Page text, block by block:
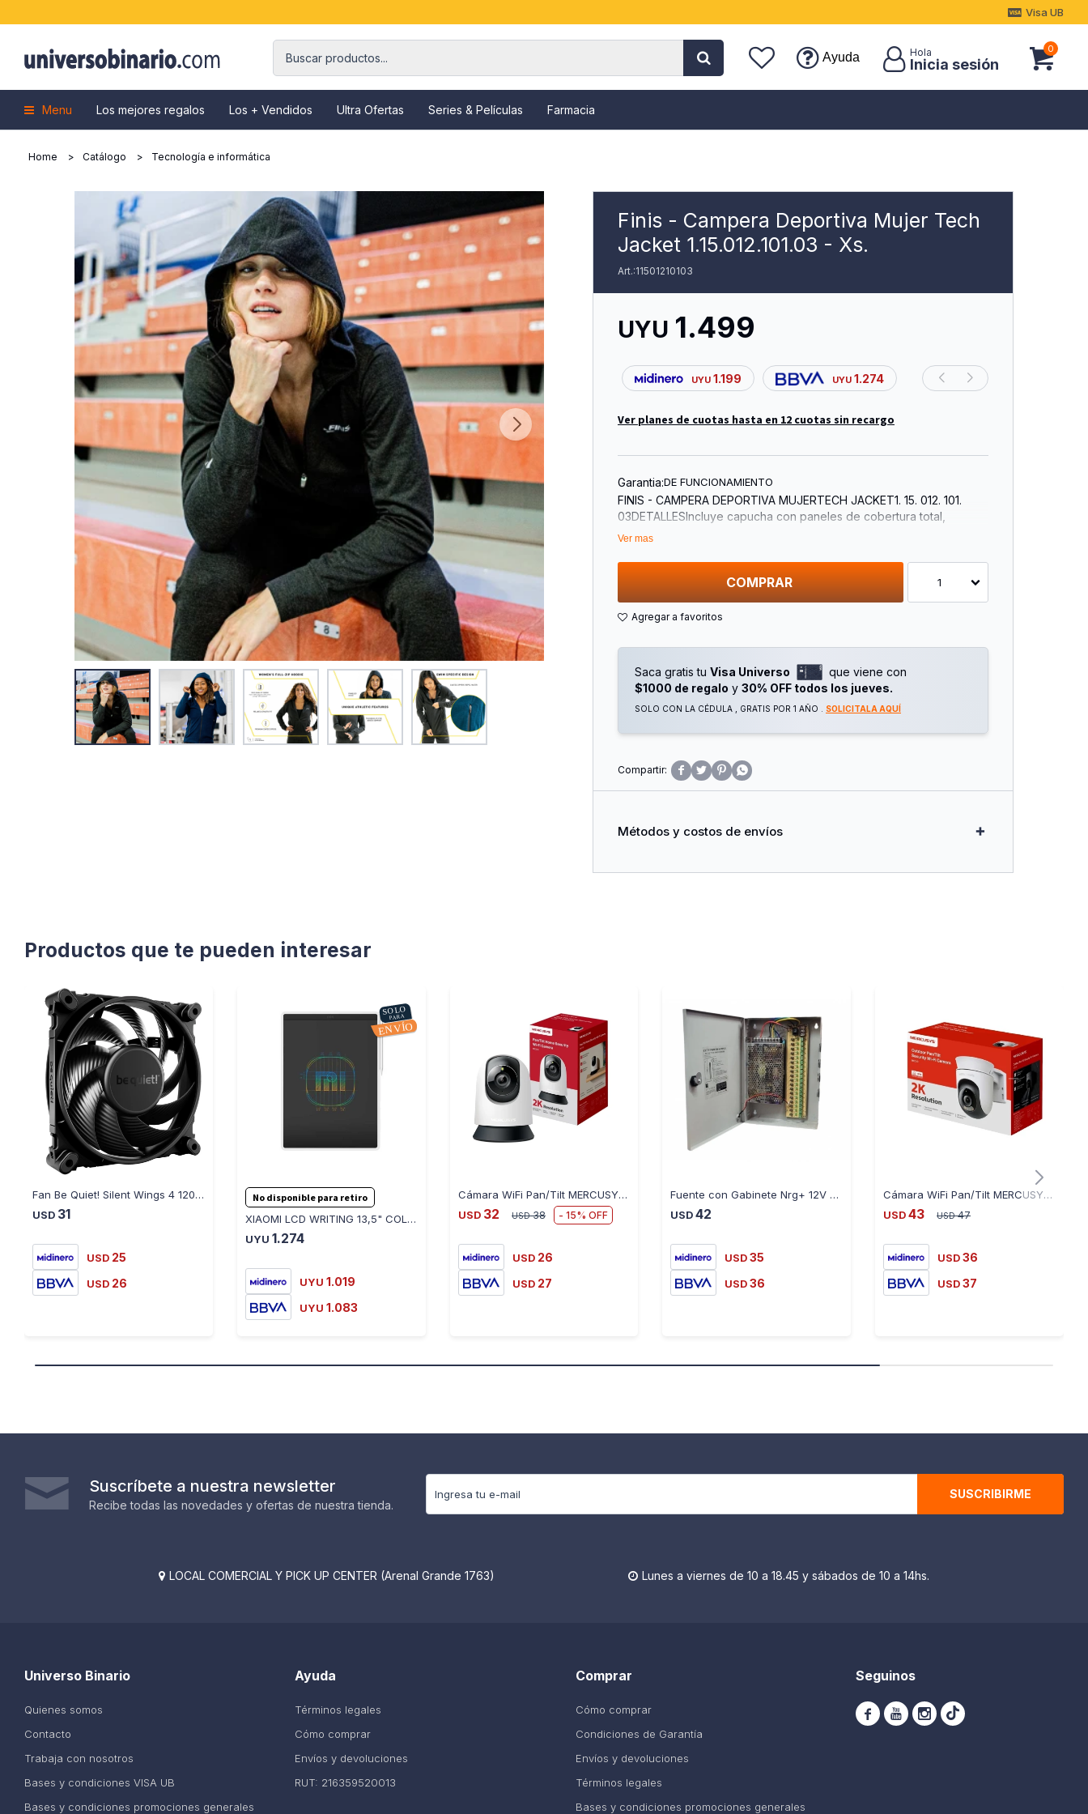
Menu Los mejores regalos Los + Vendidos Ultra Ofertas Series & Películas Farmacia
Ayuda
0
Visa UB
Home Catálogo Tecnología e informática
Finis - Campera Deportiva Mujer Tech
Jacket 1.15.012.101.03 - Xs.
11501210103
UYU 1.499
UYU 1.199 UYU 1.274
Ver planes de cuotas hasta en 12 cuotas sin recargo
Garantia:DE FUNCIONAMIENTO
FINIS - CAMPERA DEPORTIVA MUJERTECH JACKET1. 15. 012. 101.
03DETALLESIncluye capucha con paneles de cobertura total,
bolsillos laterales con cierre y orificios para los pulgares. DISEñO DE
CON RECUBRIMIENTO PREMIUMBrindan repelencia al agua. TEJIDO
DE ALTA CALIDADConfeccionado con un tejido cómodo de peso
(exterior: 80% poliéster, 20% algodón / forro: 100% poliéster).
delicado, usar solo detergente suave, colgar para secar, no usar
lejía. TAMAñO: XS. Consulta TABLA DE TALLES. Color: NEGRO.
Garantía: 1 año. Contra Defecto de Fabricación.
Ver mas
COMPRAR 1
Saca gratis tu Visa Universo
que viene con
$1000 de regalo y 30% OFF todos los jueves.
SOLO CON LA CÉDULA , GRATIS POR 1 AÑO . SOLICITALA AQUÍ
   
Métodos y costos de envíos
Productos que te pueden interesar
Fan Be Quiet! Silent Wings 4 120MM
USD 31
USD 25
USD 26
No disponible para retiro
XIAOMI LCD WRITING 13,5" COLOR EDITION
UYU 1.274
UYU 1.019
UYU 1.083
Cámara WiFi Pan/Tilt MERCUSYS MC210 - 2K, 3MP Movimiento
USD 32 USD 38 15
USD 26
USD 27
Fuente con Gabinete Nrg+ 12V 20A 18 Canales
USD 42
USD 35
USD 36
Cámara WiFi Pan/Tilt MERCUSYS MC510 - 2K QHD, Panorámica, Ex
USD 43 USD 47
USD 36
USD 37
Suscríbete a nuestra newsletter
Recibe todas las novedades y ofertas de nuestra tienda.
SUSCRIBIRME
 LOCAL COMERCIAL Y PICK UP CENTER (Arenal Grande 1763)  Lunes a viernes de 10 a 18.45 y sábados de 10 a 14hs.
Ayuda
Términos legales
Cómo comprar
Envíos y devoluciones
RUT: 216359520013
Universo Binario
Quienes somos
Contacto
Trabaja con nosotros
Bases y condiciones VISA UB
Bases y condiciones promociones generales
Comprar
Cómo comprar
Condiciones de Garantía
Envíos y devoluciones
Términos legales
Bases y condiciones promociones generales
Seguinos
  